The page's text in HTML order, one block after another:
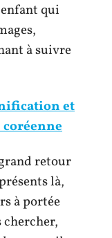
qui
à suivre
et
retour
là,
à portée
chercher,